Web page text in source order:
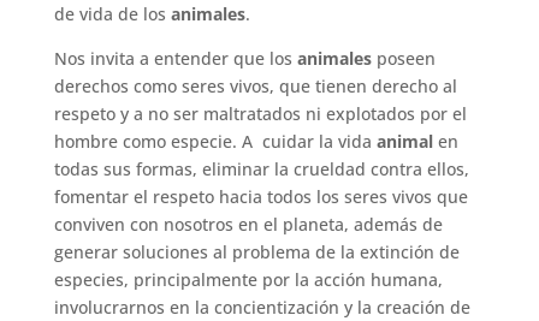
de vida de los animales.
Nos invita a entender que los animalesposeen
derechos como seres vivos, que tienen derecho al
respeto y a no ser maltratados ni explotados por el
hombre como especie. A cuidar la vida animalen
todas sus formas, eliminar la crueldad contra ellos,
fomentar el respeto hacia todos los seres vivos que
conviven con nosotros en el planeta, además de
generar soluciones al problema de la extinción de
especies, principalmente por la acción humana,
involucrarnos en la concientización y la creación de